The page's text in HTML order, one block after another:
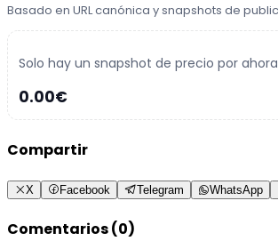
Basado en URL canónica y snapshots de
Solo hay un snapshot de precio por
0.00€
Compartir
X Facebook Telegram WhatsApp
Comentarios (0)